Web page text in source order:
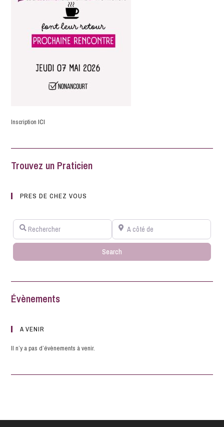
InscriptionICI
Trouvez un Praticien
PRES DE CHEZ VOUS
Rechercher A côté de
Search
Évènements
A VENIR
Il n’y a pas d’évènements à venir.